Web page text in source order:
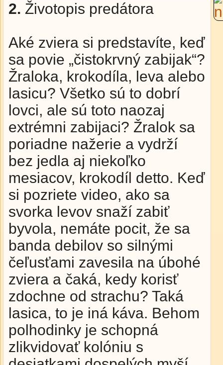
2. Životopis predátora
Aké zviera si predstavíte, keď
sa povie „čistokrvný zabijak“?
Žraloka, krokodíla, leva alebo
lasicu? Všetko sú to dobrí
lovci, ale sú toto naozaj
extrémni zabijaci? Žralok sa
poriadne nažerie a vydrží
bez jedla aj niekoľko
mesiacov, krokodíl detto. Keď
si pozriete video, ako sa
svorka levov snaží zabiť
byvola, nemáte pocit, že sa
banda debilov so silnými
čeľusťami zavesila na úbohé
zviera a čaká, kedy korisť
zdochne od strachu? Taká
lasica, to je iná káva. Behom
polhodinky je schopná
zlikvidovať kolóniu s